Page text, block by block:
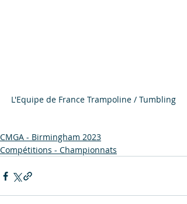
L'Equipe de France Trampoline / Tumbling
CMGA - Birmingham 2023
Compétitions - Championnats